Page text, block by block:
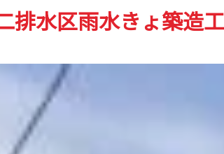
排水区雨水きょ築造